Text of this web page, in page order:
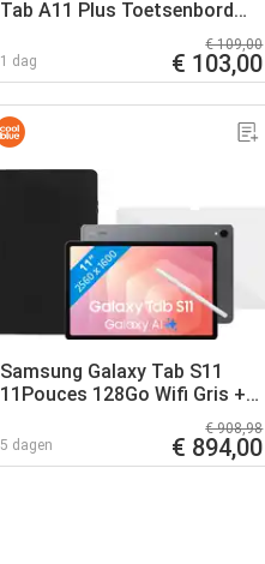
Tab A11 Plus Toetsenbord
1 dag
€ 109,00
€ 103,00
Samsung Galaxy Tab S11
11Pouces 128Go Wifi Gris +
5 dagen
€ 908,98
€ 894,00